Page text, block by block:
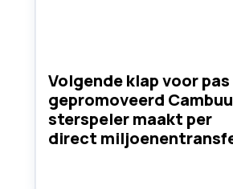
Volgende klap voor pas
gepromoveerd
sterspeler maakt per
direct